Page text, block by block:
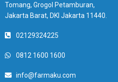
Tomang, Grogol Petamburan,
Jakarta Barat, DKI Jakarta 11440.
02129324225
0812 1600 1600
info@farmaku.com